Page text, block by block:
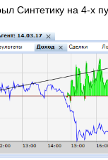
Синтетику на 4-х